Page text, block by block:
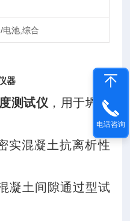
电池,综合
器
测试仪 ，用于坍落
实混凝土抗离析性
凝土间隙通过型试
电话咨询